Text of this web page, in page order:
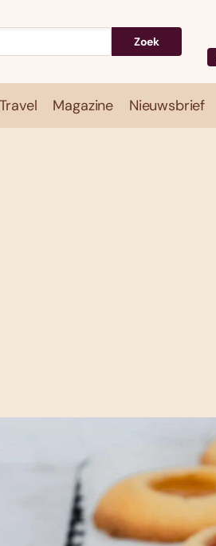
Zoek
Travel Magazine Nieuwsbrief